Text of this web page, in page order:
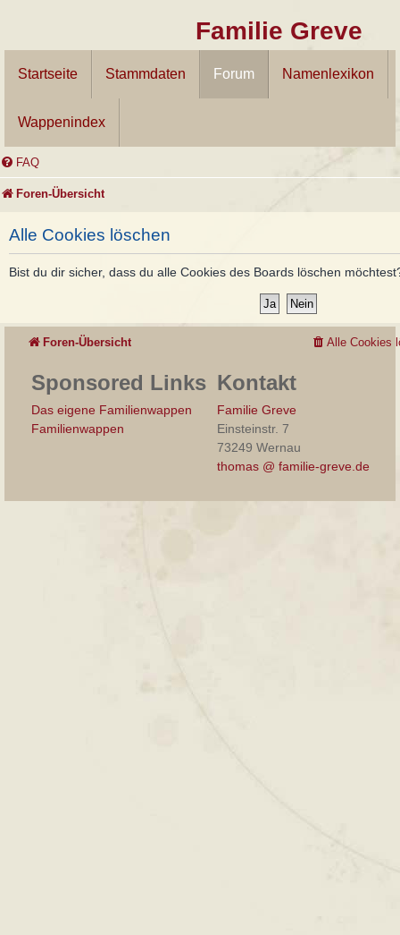
Familie Greve
Startseite Stammdaten Forum Namenlexikon
Wappenindex
FAQ
Foren-Übersicht
Alle Cookies löschen
Bist du dir sicher, dass du alle Cookies des Boards löschen
Foren-Übersicht Alle Cookies
Sponsored Links
Das eigene Familienwappen
Familienwappen
Kontakt
Familie Greve
Einsteinstr. 7
73249 Wernau
thomas @ familie-greve.de